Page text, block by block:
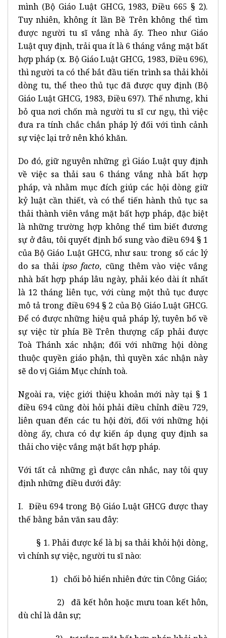
mình (Bộ Giáo Luật GHCG, 1983, Điều 665 § 2).
Tuy nhiên, không ít lần Bề Trên không thể tìm
được người tu sĩ vắng nhà ấy. Theo như Giáo
Luật quy định, trải qua ít là 6 tháng vắng mặt bất
hợp pháp (x. Bộ Giáo Luật GHCG, 1983, Điều 696),
thì người ta có thể bắt đầu tiến trình sa thải khỏi
dòng tu, thể theo thủ tục đã được quy định (Bộ
Giáo Luật GHCG, 1983, Điều 697). Thế nhưng, khi
bỏ qua nơi chốn mà người tu sĩ cư ngụ, thì việc
đưa ra tính chắc chắn pháp lý đối với tình cảnh
sự việc lại trở nên khó khăn.
Do đó, giữ nguyên những gì Giáo Luật quy định
về việc sa thải sau 6 tháng vắng nhà bất hợp
pháp, và nhằm mục đích giúp các hội dòng giữ
kỷ luật cần thiết, và có thể tiến hành thủ tục sa
thải thành viên vắng mặt bất hợp pháp, đặc biệt
là những trường hợp không thể tìm biết đương
sự ở đâu, tôi quyết định bổ sung vào điều 694 § 1
của Bộ Giáo Luật GHCG, như sau: trong số các lý
do sa thải ipso facto, cũng thêm vào việc vắng
nhà bất hợp pháp lâu ngày, phải kéo dài ít nhất
là 12 tháng liên tục, với cùng một thủ tục được
mô tả trong điều 694 § 2 của Bộ Giáo Luật GHCG.
Để có được những hiệu quả pháp lý, tuyên bố về
sự việc từ phía Bề Trên thượng cấp phải được
Toà Thánh xác nhận; đối với những hội dòng
thuộc quyền giáo phận, thì quyền xác nhận này
sẽ do vị Giám Mục chính toà.
Ngoài ra, việc giới thiệu khoản mới này tại § 1
điều 694 cũng đòi hỏi phải điều chỉnh điều 729,
liên quan đến các tu hội đời, đối với những hội
dòng ấy, chưa có dự kiến áp dụng quy định sa
thải cho việc vắng mặt bất hợp pháp.
Với tất cả những gì được cân nhắc, nay tôi quy
định những điều dưới đây:
I. Điều 694 trong Bộ Giáo Luật GHCG được thay
thế bằng bản văn sau đây:
§ 1. Phải được kể là bị sa thải khỏi hội dòng,
vì chính sự việc, người tu sĩ nào:
1) chối bỏ hiển nhiên đức tin Công Giáo;
2) đã kết hôn hoặc mưu toan kết hôn,
dù chỉ là dân sự;